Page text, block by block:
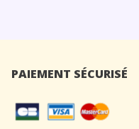
PAIEMENT SÉCURISÉ